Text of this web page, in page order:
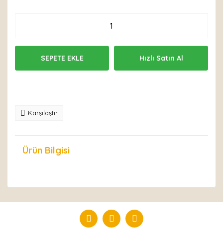
SEPETE EKLE Hızlı Satın Al
Karşılaştır
Ürün Bilgisi
Yorum Yaz